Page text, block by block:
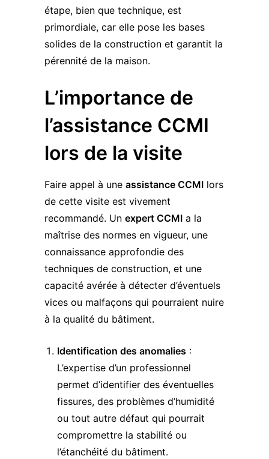
étape, bien que technique, est
primordiale, car elle pose les bases
solides de la construction et garantit la
pérennité de la maison.
L’importance de
l’assistance CCMI
lors de la visite
Faire appel à une assistance CCMI lors
de cette visite est vivement
recommandé. Un expert CCMI a la
maîtrise des normes en vigueur, une
connaissance approfondie des
techniques de construction, et une
capacité avérée à détecter d’éventuels
vices ou malfaçons qui pourraient nuire
à la qualité du bâtiment.
Identification des anomalies :
L’expertise d’un professionnel
permet d’identifier des éventuelles
fissures, des problèmes d’humidité
ou tout autre défaut qui pourrait
compromettre la stabilité ou
l’étanchéité du bâtiment.